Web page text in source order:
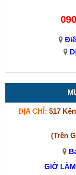
ĐỊA CHỈ: 517
(Trên
GIỜ